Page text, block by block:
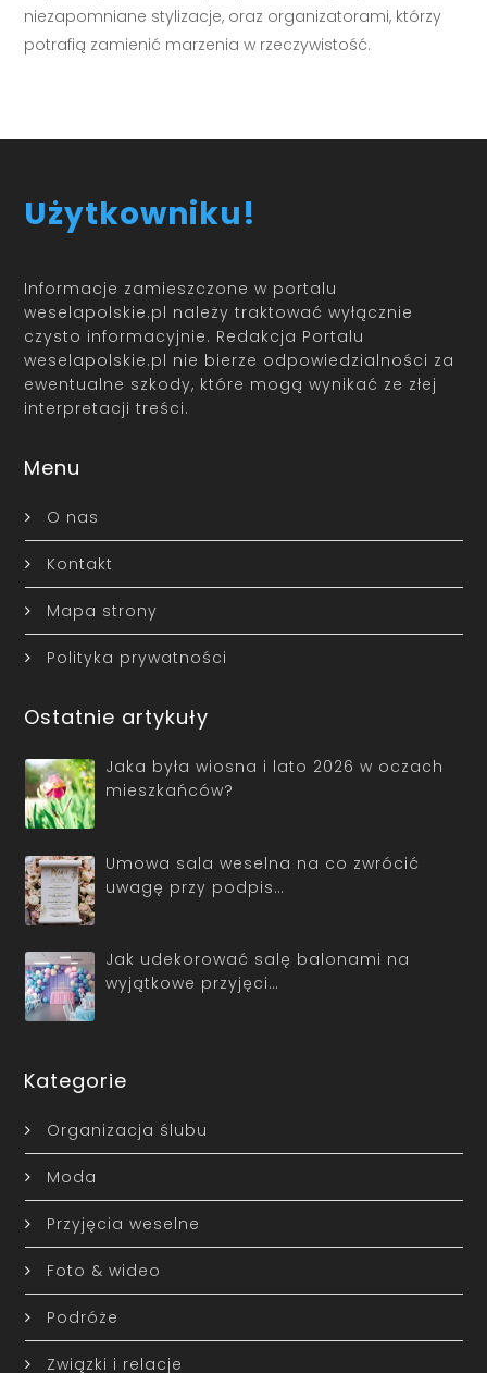
niezapomniane stylizacje, oraz organizatorami, którzy
potrafią zamienić marzenia w rzeczywistość.
Użytkowniku!
Informacje zamieszczone w portalu
weselapolskie.pl należy traktować wyłącznie
czysto informacyjnie. Redakcja Portalu
weselapolskie.pl nie bierze odpowiedzialności za
ewentualne szkody, które mogą wynikać ze złej
interpretacji treści.
Menu
O nas
Kontakt
Mapa strony
Polityka prywatności
Ostatnie artykuły
Jaka była wiosna i lato 2026 w oczach
mieszkańców?
Umowa sala weselna na co zwrócić
uwagę przy podpis…
Jak udekorować salę balonami na
wyjątkowe przyjęci…
Kategorie
Organizacja ślubu
Moda
Przyjęcia weselne
Foto & wideo
Podróże
Związki i relacje